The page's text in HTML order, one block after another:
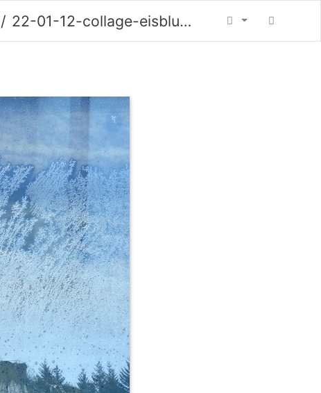
22-01-12-collage-eisblumen-013